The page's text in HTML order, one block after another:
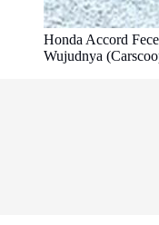
Honda Accord
Wujudnya